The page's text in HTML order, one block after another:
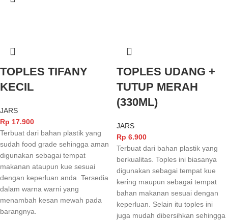
TOPLES TIFANY
KECIL
JARS
Rp 17.900
Terbuat dari bahan plastik yang
sudah food grade sehingga aman
digunakan sebagai tempat
makanan ataupun kue sesuai
dengan keperluan anda. Tersedia
dalam warna warni yang
menambah kesan mewah pada
barangnya.
TOPLES UDANG +
TUTUP MERAH
(330ML)
JARS
Rp 6.900
Terbuat dari bahan plastik yang
berkualitas. Toples ini biasanya
digunakan sebagai tempat kue
kering maupun sebagai tempat
bahan makanan sesuai dengan
keperluan. Selain itu toples ini
juga mudah dibersihkan sehingga